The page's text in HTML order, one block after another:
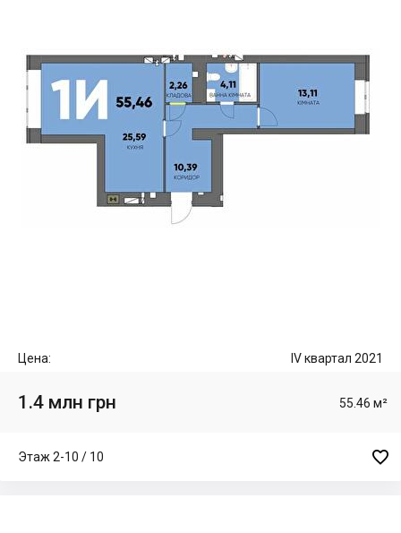
Цена: IV квартал 2021
1.4 млн грн 55.46 м²
Этаж 2-10 / 10 